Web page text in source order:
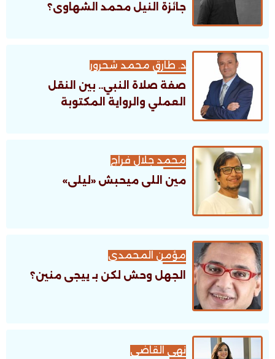
جائزة النيل محمد الشهاوى؟
د. طارق محمد شحرور
صفة صلاة النبي.. بين النقل
العملي والرواية المكتوبة
محمد جلال فراج
مين اللى ميحبش «ليلى»
مؤمن المحمدى
الجهل وحش لكن بـ ييجى منين؟
نهى القاضى